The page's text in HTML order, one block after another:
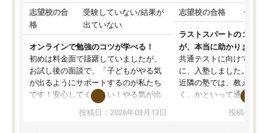
志望校の合
格
受験していない/結果が
出ていない
オンラインで勉強のコツが学べる！
初めは料金面で躊躇していましたが、
お試し後の面談で、「子どもがやる気
が出るようにサポートするのが私たち
です！安心してください！やる気が出
ないのは私たち講師の責任です」と言
ってくださり、確かに！と考えて、思
投稿日：2026年03月13日
志望校の合格 合格
ラストスパートの１か月
が、本当に助かりました
共通テストに向けての追
に、入塾しました。田舎
近隣の塾では、教えても
く、かといって通うには
可能なので本当に助か
投稿日：